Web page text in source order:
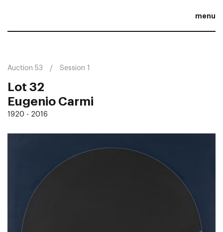
menu
Auction 53 Session 1
Lot 32
Eugenio Carmi
1920 - 2016